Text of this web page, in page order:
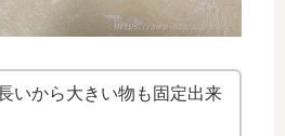
いから大きい物も固定出来